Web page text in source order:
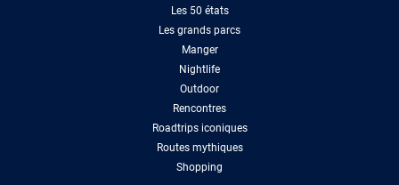
Les 50 états
Les grands parcs
Manger
Nightlife
Outdoor
Rencontres
Roadtrips iconiques
Routes mythiques
Shopping